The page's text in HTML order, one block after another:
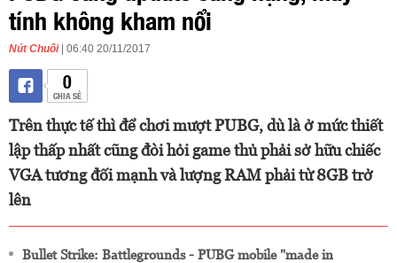
tính không kham nổi
Nút Chuối | 06:40 20/11/2017
0
CHIA SẺ
Trên thực tế thì để chơi mượt PUBG, dù là ở mức thiết
lập thấp nhất cũng đòi hỏi game thủ phải sở hữu chiếc
VGA tương đối mạnh và lượng RAM phải từ 8GB trở
lên
Bullet Strike: Battlegrounds - PUBG mobile "made in